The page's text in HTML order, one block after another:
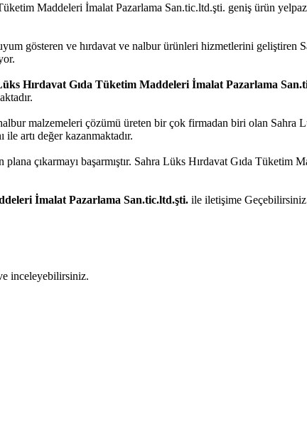
Maddeleri İmalat Pazarlama San.tic.ltd.şti. geniş ürün
gösteren ve hırdavat ve nalbur ürünleri hizmetlerini geliştiren
Hırdavat Gıda Tüketim Maddeleri İmalat Pazarlama
malzemeleri çözümü üreten bir çok firmadan biri olan Sahra
artı değer kazanmaktadır.
çıkarmayı başarmıştır. Sahra Lüks Hırdavat Gıda Tüketim
İmalat Pazarlama San.tic.ltd.şti. ile iletişime
inceleyebilirsiniz.